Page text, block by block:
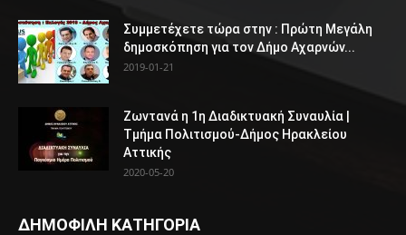
Συμμετέχετε τώρα στην : Πρώτη Μεγάλη
δημοσκόπηση για τον Δήμο Αχαρνών...
2019-01-21
Ζωντανά η 1η Διαδικτυακή Συναυλία |
Τμήμα Πολιτισμού-Δήμος Ηρακλείου
Αττικής
2020-05-20
ΔΗΜΟΦΙΛΗ ΚΑΤΗΓΟΡΙΑ